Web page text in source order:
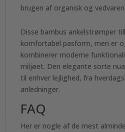
brugen af organisk og
Disse bambus ankelstrømper
komfortabel pasform, men er
kombinerer moderne
miljøet. Den elegante sorte
til enhver lejlighed, fra
anledninger.
FAQ
Her er nogle af de mest